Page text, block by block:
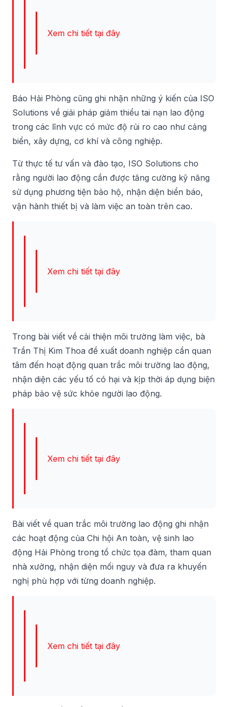
Xem chi tiết tại đây
Báo Hải Phòng cũng ghi nhận những ý kiến của ISO
Solutions về giải pháp giảm thiểu tai nạn lao động
trong các lĩnh vực có mức độ rủi ro cao như cảng
biển, xây dựng, cơ khí và công nghiệp.
Từ thực tế tư vấn và đào tạo, ISO Solutions cho
rằng người lao động cần được tăng cường kỹ năng
sử dụng phương tiện bảo hộ, nhận diện biển báo,
vận hành thiết bị và làm việc an toàn trên cao.
Xem chi tiết tại đây
Trong bài viết về cải thiện môi trường làm việc, bà
Trần Thị Kim Thoa đề xuất doanh nghiệp cần quan
tâm đến hoạt động quan trắc môi trường lao động,
nhận diện các yếu tố có hại và kịp thời áp dụng biện
pháp bảo vệ sức khỏe người lao động.
Xem chi tiết tại đây
Bài viết về quan trắc môi trường lao động ghi nhận
các hoạt động của Chi hội An toàn, vệ sinh lao
động Hải Phòng trong tổ chức tọa đàm, tham quan
nhà xưởng, nhận diện mối nguy và đưa ra khuyến
nghị phù hợp với từng doanh nghiệp.
Xem chi tiết tại đây